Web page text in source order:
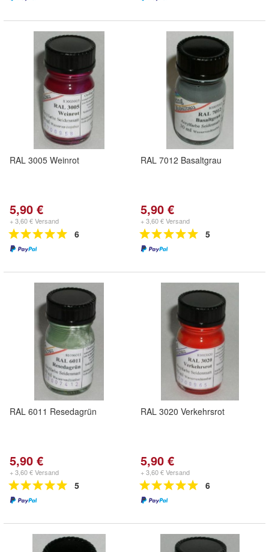
RAL 3005 Weinrot
5,90 €
+ 3,60 € Versand
6
RAL 7012 Basaltgrau
5,90 €
+ 3,60 € Versand
5
RAL 6011 Resedagrün
5,90 €
+ 3,60 € Versand
5
RAL 3020 Verkehrsrot
5,90 €
+ 3,60 € Versand
6